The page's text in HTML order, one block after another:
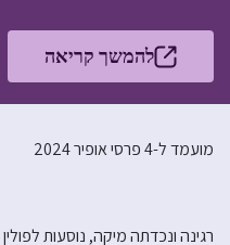
להמשך קריאה
מועמד ל-4 פרסי אופיר 2024
רגינה ונכדתה מיקה, נוסעות